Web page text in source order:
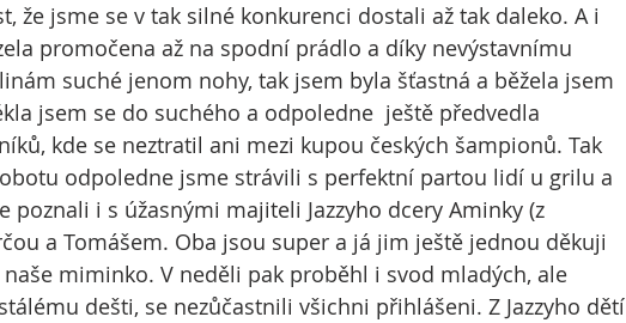
že jsme se v tak silné konkurenci dostali až tak daleko. A i
promočena až na spodní prádlo a díky nevýstavnímu
suché jenom nohy, tak jsem byla šťastná a běžela jsem
jsem se do suchého a odpoledne  ještě předvedla
kde se neztratil ani mezi kupou českých šampionů. Tak
odpoledne jsme strávili s perfektní partou lidí u grilu a
poznali i s úžasnými majiteli Jazzyho dcery Aminky (z
a Tomášem. Oba jsou super a já jim ještě jednou děkuji
miminko. V neděli pak proběhl i svod mladých, ale
dešti, se nezůčastnili všichni přihlášeni. Z Jazzyho dětí